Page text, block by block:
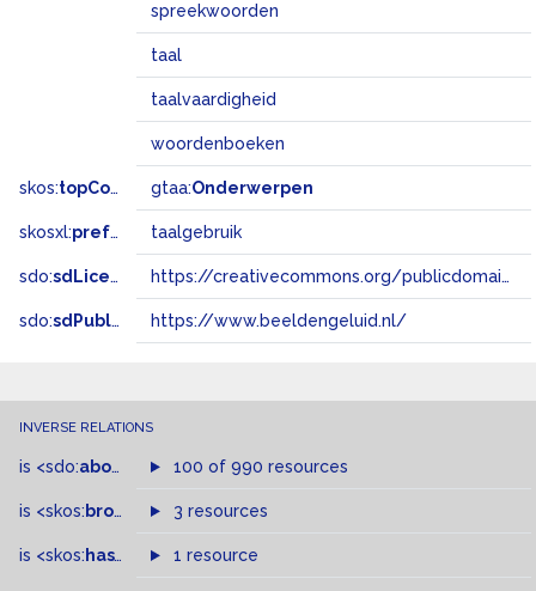
spreekwoorden
taal
taalvaardigheid
woordenboeken
skos:topConceptOf gtaa:Onderwerpen
skosxl:prefLabel taalgebruik
sdo:sdLicense https://creativecommons.org/publicdomain/zero/1.0/
sdo:sdPublisher https://www.beeldengeluid.nl/
INVERSE RELATIONS
is <sdo:about of 100 of 990 resources
is <skos: broader > of
3 resources
is <skos: hasTopConcept >of
1 resource